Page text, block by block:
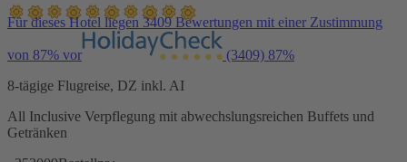
Für dieses Hotel liegen 3409 Bewertungen mit einer Zustimmung
von 87% vor (3409) 87%
8-tägige Flugreise, DZ inkl. AI
All Inclusive Verpflegung mit abwechslungsreichen Buffets und
Getränken